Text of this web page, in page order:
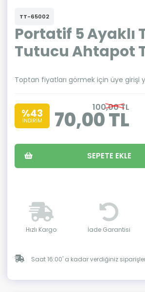
TT-65002
Portatif 5 Ayaklı
Tutucu Ahtapot
Toptan fiyatları görmek için üye girişi
%43
İNDİRİM
100,00 TL
70,00 TL
SEPETE EKLE
Hızlı Kargo İade Garantisi
Saat 16:00' a kadar verdiğiniz